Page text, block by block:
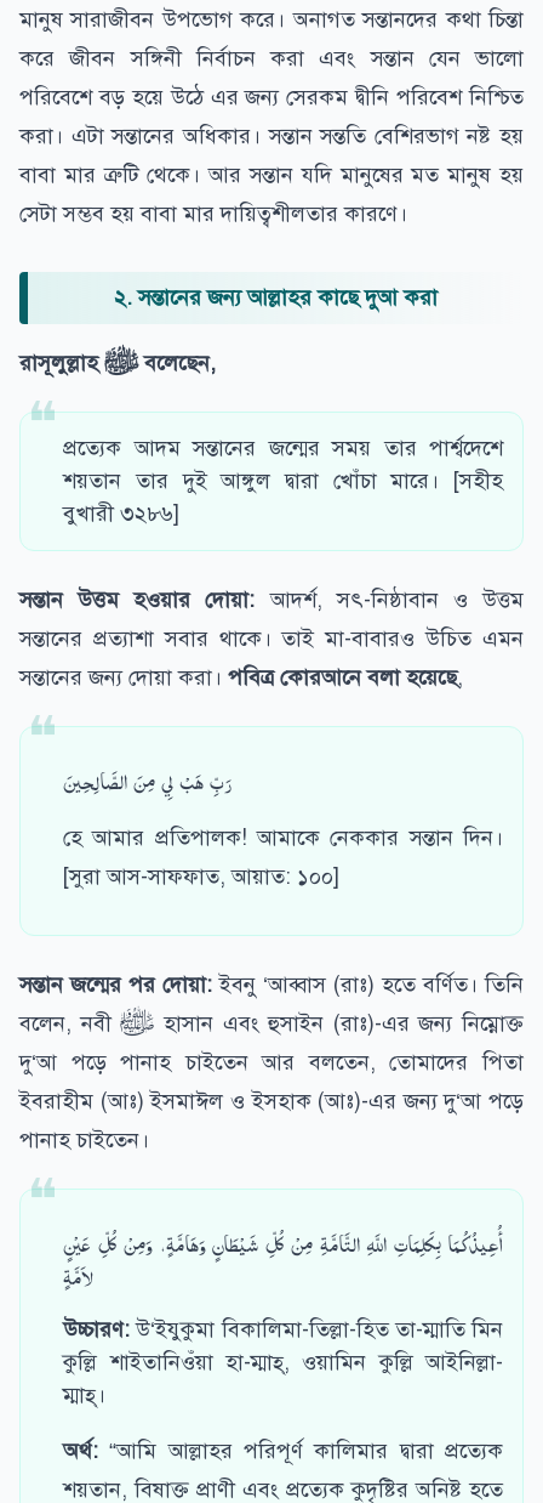
মানুষ সারাজীবন উপভোগ করে। অনাগত সন্তানদের কথা চিন্তা
করে জীবন সঙ্গিনী নির্বাচন করা এবং সন্তান যেন ভালো
পরিবেশে বড় হয়ে উঠে এর জন্য সেরকম দ্বীনি পরিবেশ নিশ্চিত
করা। এটা সন্তানের অধিকার। সন্তান সন্ততি বেশিরভাগ নষ্ট হয়
বাবা মার ত্রুটি থেকে। আর সন্তান যদি মানুষের মত মানুষ হয়
সেটা সম্ভব হয় বাবা মার দায়িত্বশীলতার কারণে।
২. সন্তানের জন্য আল্লাহর কাছে দুআ করা
রাসূলুল্লাহ ﷺ বলেছেন,
প্রত্যেক আদম সন্তানের জন্মের সময় তার পার্শ্বদেশে
শয়তান তার দুই আঙ্গুল দ্বারা খোঁচা মারে। [সহীহ
বুখারী ৩২৮৬]
সন্তান উত্তম হওয়ার দোয়া: আদর্শ, সৎ-নিষ্ঠাবান ও উত্তম
সন্তানের প্রত্যাশা সবার থাকে। তাই মা-বাবারও উচিত এমন
সন্তানের জন্য দোয়া করা। পবিত্র কোরআনে বলা হয়েছে,
رَبِّ هَبْ لِي مِنَ الصَّالِحِينَ
হে আমার প্রতিপালক! আমাকে নেককার সন্তান দিন।
[সুরা আস-সাফফাত, আয়াত: ১০০]
সন্তান জন্মের পর দোয়া:ইবনু ‘আব্বাস (রাঃ) হতে বর্ণিত। তিনি
বলেন, নবী ﷺ হাসান এবং হুসাইন (রাঃ)-এর জন্য নিম্নোক্ত
দু‘আ পড়ে পানাহ চাইতেন আর বলতেন, তোমাদের পিতা
ইবরাহীম (আঃ) ইসমাঈল ও ইসহাক (আঃ)-এর জন্য দু‘আ পড়ে
পানাহ চাইতেন।
أُعِيذُكُمَا بِكَلِمَاتِ اللَّهِ التَّامَّةِ مِنْ كُلِّ شَيْطَانٍ وَهَامَّةٍ، وَمِنْ كُلِّ عَيْنٍ
لاَمَّةٍ
উচ্চারণ:উ‘ইযুকুমা বিকালিমা-তিল্লা-হিত তা-ম্মাতি মিন
কুল্লি শাইতানিওঁয়া হা-ম্মাহ্‌, ওয়ামিন কুল্লি আইনিল্লা-
ম্মাহ্।
অর্থ: “আমি আল্লাহর পরিপূর্ণ কালিমার দ্বারা প্রত্যেক
শয়তান, বিষাক্ত প্রাণী এবং প্রত্যেক কুদৃষ্টির অনিষ্ট হতে